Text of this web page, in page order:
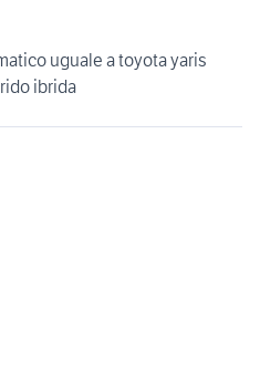
uguale a toyota yaris
ibrida